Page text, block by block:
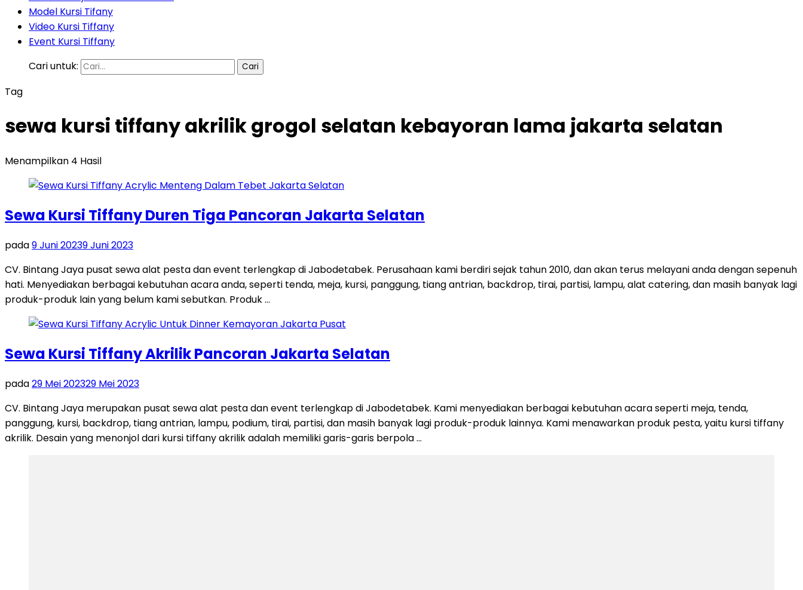
Model Kursi Tifany
Video Kursi Tiffany
Event Kursi Tiffany
Cari untuk:
Tag
sewa kursi tiffany akrilik grogol selatan kebayoran lama jakarta selatan
Menampilkan 4 Hasil
Sewa Kursi Tiffany Duren Tiga Pancoran Jakarta Selatan
pada9 Juni 20239 Juni 2023
CV. Bintang Jaya pusat sewa alat pesta dan event terlengkap di Jabodetabek. Perusahaan kami berdiri sejak tahun 2010, dan akan terus melayani anda dengan sepenuh
hati. Menyediakan berbagai kebutuhan acara anda, seperti tenda, meja, kursi, panggung, tiang antrian, backdrop, tirai, partisi, lampu, alat catering, dan masih banyak lagi
produk-produk lain yang belum kami sebutkan. Produk …
Sewa Kursi Tiffany Akrilik Pancoran Jakarta Selatan
pada29 Mei 202329 Mei 2023
CV. Bintang Jaya merupakan pusat sewa alat pesta dan event terlengkap di Jabodetabek. Kami menyediakan berbagai kebutuhan acara seperti meja, tenda,
panggung, kursi, backdrop, tiang antrian, lampu, podium, tirai, partisi, dan masih banyak lagi produk-produk lainnya. Kami menawarkan produk pesta, yaitu kursi tiffany
akrilik. Desain yang menonjol dari kursi tiffany akrilik adalah memiliki garis-garis berpola …